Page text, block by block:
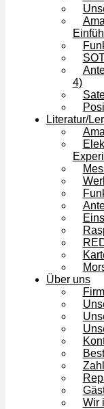
4)
Literatur/
Über uns
Wir